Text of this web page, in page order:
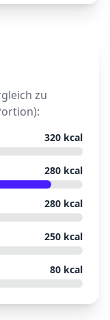
zu
320 kcal
280 kcal
280 kcal
250 kcal
80 kcal